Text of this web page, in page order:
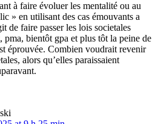
à faire évoluer les mentalité ou au
» en utilisant des cas émouvants a
de faire passer les lois societales
pma, bientôt gpa et plus tôt la peine de
éprouvée. Combien voudrait revenir
alors qu’elles paraissaient